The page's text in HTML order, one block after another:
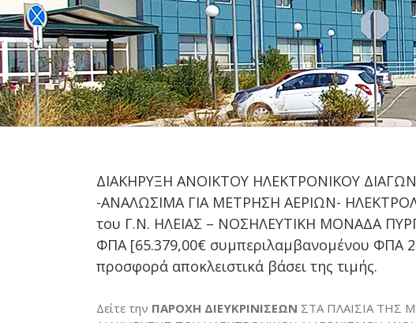
ΔΙΑΚΗΡΥΞΗ ΑΝΟΙΚΤΟΥ ΗΛΕΚΤΡΟΝΙΚΟΥ
-ΑΝΑΛΩΣΙΜΑ ΓΙΑ ΜΕΤΡΗΣΗ ΑΕΡΙΩΝ-
του Γ.Ν. ΗΛΕΙΑΣ – ΝΟΣΗΛΕΥΤΙΚΗ ΜΟΝΑΔΑ
ΦΠΑ [65.379,00€ συμπεριλαμβανομένου ΦΠΑ
προσφορά αποκλειστικά βάσει της τιμής.
Δείτε την ΠΑΡΟΧΗ ΔΙΕΥΚΡΙΝΙΣΕΩΝ ΣΤΑ ΠΛΑΙΣΙΑ ΤΗΣ